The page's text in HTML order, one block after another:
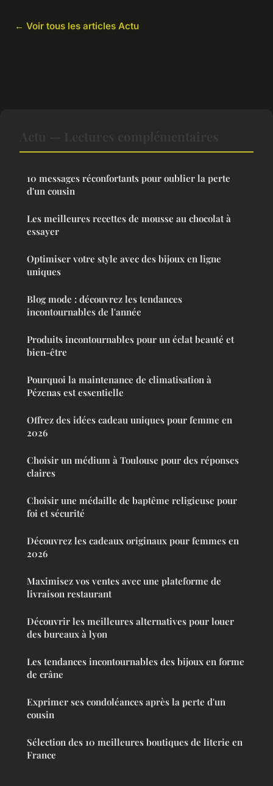
← Voir tous les articles Actu
10 messages réconfortants pour oublier la perte
d'un cousin
Les meilleures recettes de mousse au chocolat à
essayer
Optimiser votre style avec des bijoux en ligne
uniques
Blog mode : découvrez les tendances
incontournables de l'année
Produits incontournables pour un éclat beauté et
bien-être
Pourquoi la maintenance de climatisation à
Pézenas est essentielle
Offrez des idées cadeau uniques pour femme en
2026
Choisir un médium à Toulouse pour des réponses
claires
Choisir une médaille de baptême religieuse pour
foi et sécurité
Découvrez les cadeaux originaux pour femmes en
2026
Maximisez vos ventes avec une plateforme de
livraison restaurant
Découvrir les meilleures alternatives pour louer
des bureaux à lyon
Les tendances incontournables des bijoux en forme
de crâne
Exprimer ses condoléances après la perte d'un
cousin
Sélection des 10 meilleures boutiques de literie en
France